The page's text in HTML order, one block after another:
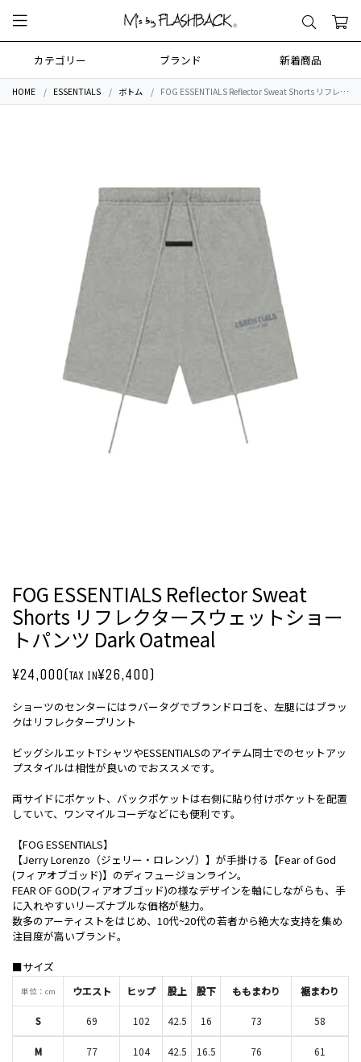
カテゴリー ブランド 新着商品
HOME ESSENTIALS ボトム FOG ESSENTIALS Reflector Sweat Shorts リフレクタースウェットショートパンツ Dark Oatmeal
FOG ESSENTIALS Reflector Sweat
Shorts リフレクタースウェットショー
トパンツ Dark Oatmeal
¥24,000(TAX IN¥26,400)
ショーツのセンターにはラバータグでブランドロゴを、左腿にはブラッ
クはリフレクタープリント
ビッグシルエットTシャツやESSENTIALSのアイテム同士でのセットアッ
プスタイルは相性が良いのでおススメです。
両サイドにポケット、バックポケットは右側に貼り付けポケットを配置
していて、ワンマイルコーデなどにも便利です。
【FOG ESSENTIALS】
【Jerry Lorenzo（ジェリー・ロレンゾ）】が手掛ける【Fear of God
(フィアオブゴッド)】のディフュージョンライン。
FEAR OF GOD(フィアオブゴッド)の様なデザインを軸にしながらも、手
に入れやすいリーズナブルな価格が魅力。
数多のアーティストをはじめ、10代~20代の若者から絶大な支持を集め
注目度が高いブランド。
■サイズ
単位：cm ウエスト ヒップ 股上 股下 ももまわり 裾まわり
S 69 102 42.5 16 73 58
M 77 104 42.5 16.5 76 61